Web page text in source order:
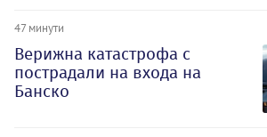
47 минути
Верижна катастрофа с
пострадали на входа на
Банско